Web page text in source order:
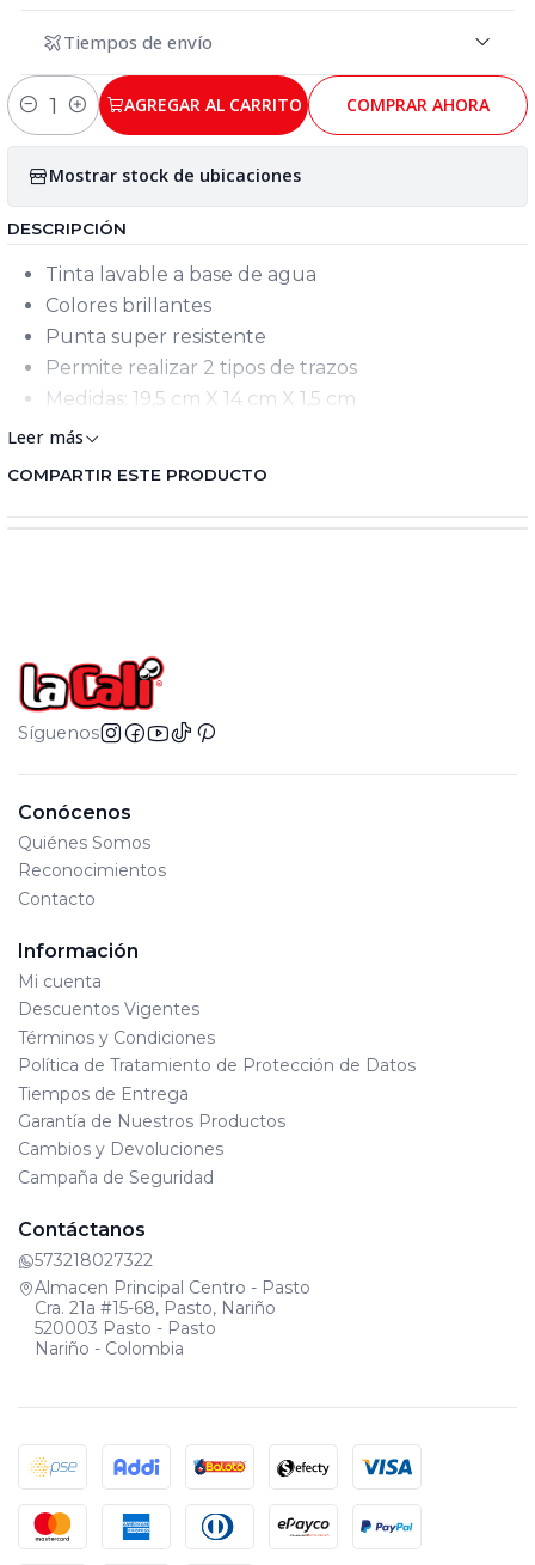
Tiempos de envío
Cantidad
AGREGAR AL CARRITO COMPRAR AHORA
Mostrar stock de ubicaciones
DESCRIPCIÓN
Tinta lavable a base de agua
Colores brillantes
Punta super resistente
Permite realizar 2 tipos de trazos
Medidas: 19,5 cm X 14 cm X 1,5 cm
Leer más
COMPARTIR ESTE PRODUCTO
Síguenos
Conócenos
Quiénes Somos
Reconocimientos
Contacto
Información
Mi cuenta
Descuentos Vigentes
Términos y Condiciones
Política de Tratamiento de Protección de Datos
Tiempos de Entrega
Garantía de Nuestros Productos
Cambios y Devoluciones
Campaña de Seguridad
Contáctanos
573218027322
Almacen Principal Centro - Pasto
Cra. 21a #15-68, Pasto, Nariño
520003 Pasto - Pasto
Nariño - Colombia